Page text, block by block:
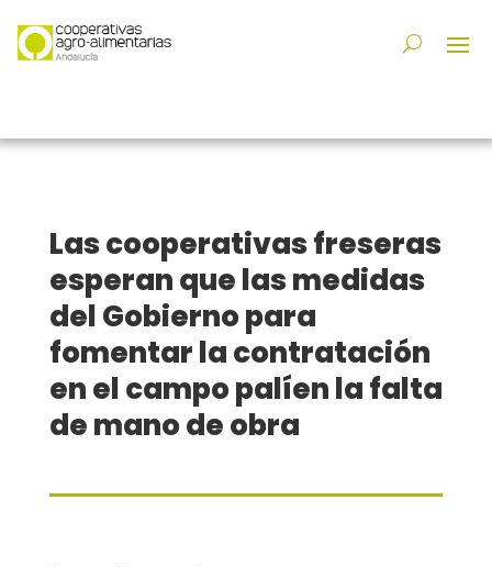
Las cooperativas freseras
esperan que las medidas
del Gobierno para
fomentar la contratación
en el campo palíen la falta
de mano de obra